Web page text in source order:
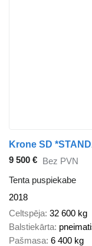
Krone SD
9 500 € Bez PVN
Tenta puspiekabe
2018
Celtspēja 32 600 kg
Balstiekārta
Pašmasa 6 400 kg